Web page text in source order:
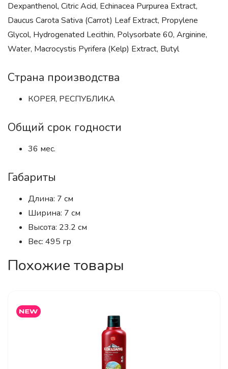
Dexpanthenol, Citric Acid, Echinacea Purpurea Extract,
Daucus Carota Sativa (Carrot) Leaf Extract, Propylene
Glycol, Hydrogenated Lecithin, Polysorbate 60, Arginine,
Water, Macrocystis Pyrifera (Kelp) Extract, Butyl
Страна производства
КОРЕЯ, РЕСПУБЛИКА
Общий срок годности
36 мес.
Габариты
Длина: 7 см
Ширина: 7 см
Высота: 23.2 см
Вес: 495 гр
Похожие товары